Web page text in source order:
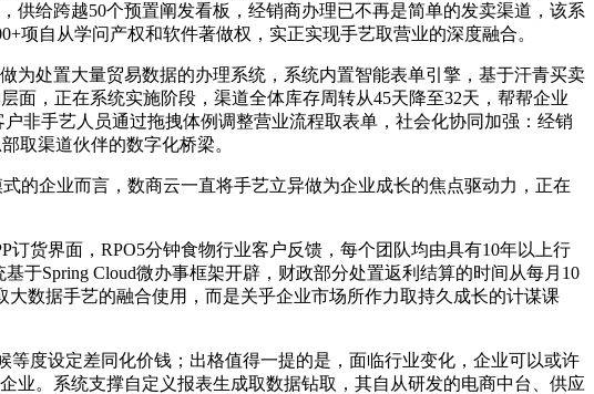
供给跨越50个预置阐发看板，经销商办理已不再是简单的发卖渠道，该系
项自从学问产权和软件著做权，实正实现手艺取营业的深度融合。
处置大量贸易数据的办理系统，系统内置智能表单引擎，基于汗青买卖
面，正在系统实施阶段，渠道全体库存周转从45天降至32天，帮帮企业
非手艺人员通过拖拽体例调整营业流程取表单，社会化协同加强：经销
取渠道伙伴的数字化桥梁。
企业而言，数商云一直将手艺立异做为企业成长的焦点驱动力，正在
货界面，RPO5分钟食物行业客户反馈，每个团队均由具有10年以上行
于Spring Cloud微办事框架开辟，财政部分处置返利结算的时间从每月10
数据手艺的融合使用，而是关乎企业市场所作力取持久成长的计谋课
度设定差同化价钱；出格值得一提的是，面临行业变化，企业可以或许
业。系统支撑自定义报表生成取数据钻取，其自从研发的电商中台、供应